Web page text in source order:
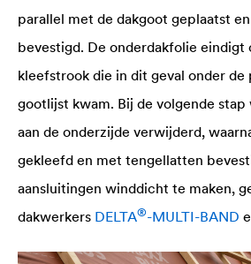
parallel met de dakgoot geplaatst
bevestigd. De onderdakfolie eindigt
kleefstrook die in dit geval onder de
gootlijst kwam. Bij de volgende
aan de onderzijde verwijderd,
gekleefd en met tengellatten
aansluitingen winddicht te maken,
dakwerkers DELTA®-MULTI-BAND